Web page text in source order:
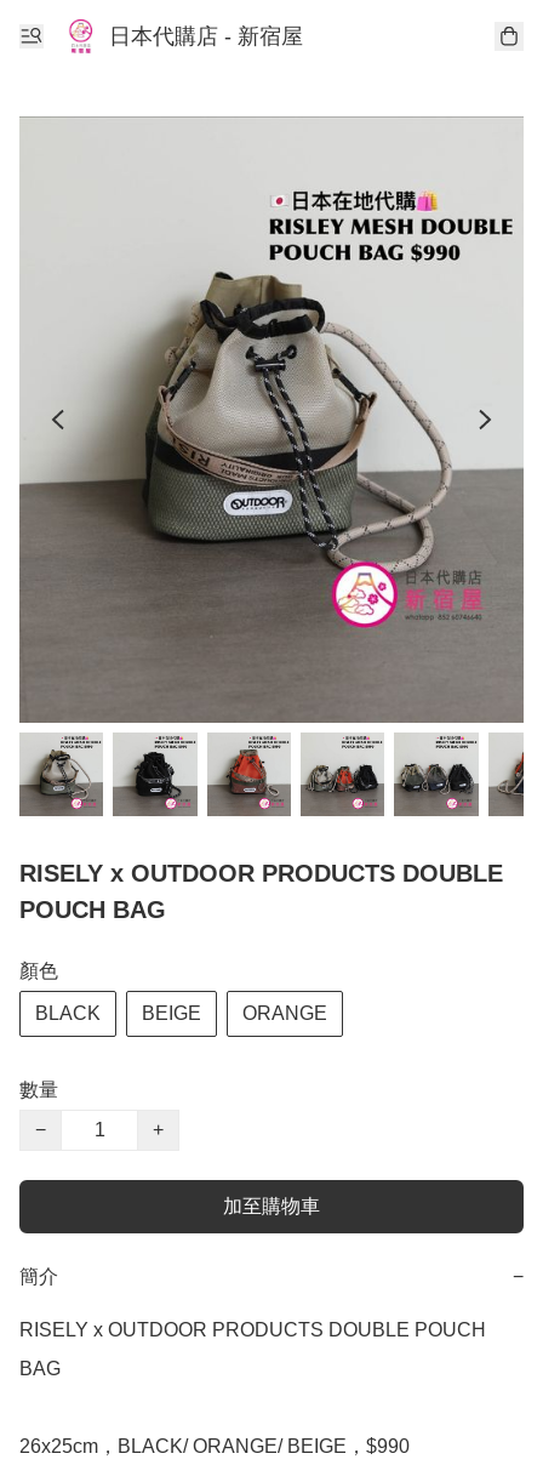
日本代購店 - 新宿屋
RISELY x OUTDOOR PRODUCTS DOUBLE
POUCH BAG
顏色
BLACK BEIGE ORANGE
數量
−
+
加至購物車
簡介 −
RISELY x OUTDOOR PRODUCTS DOUBLE POUCH
BAG
26x25cm，BLACK/ ORANGE/ BEIGE，$990